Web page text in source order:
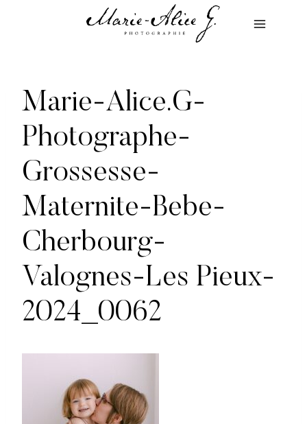
Marie-Alice.G-
Photographe-
Grossesse-
Maternite-Bebe-
Cherbourg-
Valognes-Les Pieux-
2024_0062